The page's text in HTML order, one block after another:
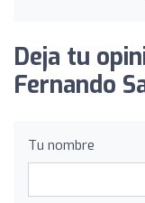
Deja tu
Fernando
Tu nombre